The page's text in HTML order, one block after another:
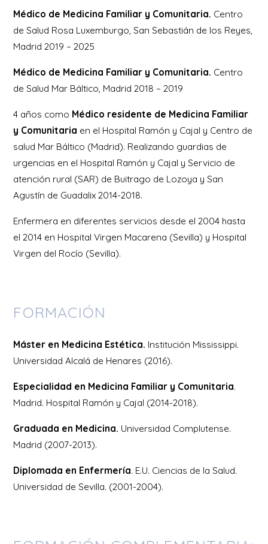
Médico de Medicina Familiar y Comunitaria. Centro
de Salud Rosa Luxemburgo, San Sebastián de los Reyes,
Madrid 2019 – 2025
Médico de Medicina Familiar y Comunitaria. Centro
de Salud Mar Báltico, Madrid 2018 – 2019
4 años como Médico residente de Medicina Familiar
y Comunitaria en el Hospital Ramón y Cajal y Centro de
salud Mar Báltico (Madrid). Realizando guardias de
urgencias en el Hospital Ramón y Cajal y Servicio de
atención rural (SAR) de Buitrago de Lozoya y San
Agustín de Guadalix 2014-2018.
Enfermera en diferentes servicios desde el 2004 hasta
el 2014 en Hospital Virgen Macarena (Sevilla) y Hospital
Virgen del Rocío (Sevilla).
FORMACIÓN
Máster en Medicina Estética. Institución Mississippi.
Universidad Alcalá de Henares (2016).
Especialidad en Medicina Familiar y Comunitaria.
Madrid. Hospital Ramón y Cajal (2014-2018).
Graduada en Medicina. Universidad Complutense.
Madrid (2007-2013).
Diplomada en Enfermería. E.U. Ciencias de la Salud.
Universidad de Sevilla. (2001-2004).